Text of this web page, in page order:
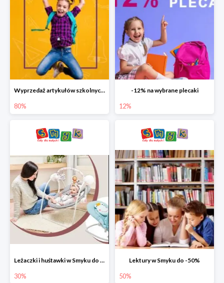
Wyprzedaż artykułów szkolnych w Smyku do -80%
80%
-12% na wybrane plecaki
12%
Leżaczki i huśtawki w Smyku do -30%
30%
Lektury w Smyku do -50%
50%